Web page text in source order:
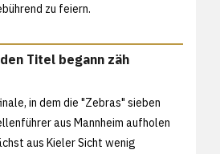
zu feiern.
Titel begann zäh
in dem die "Zebras" sieben
aus Mannheim aufholen
aus Kieler Sicht wenig